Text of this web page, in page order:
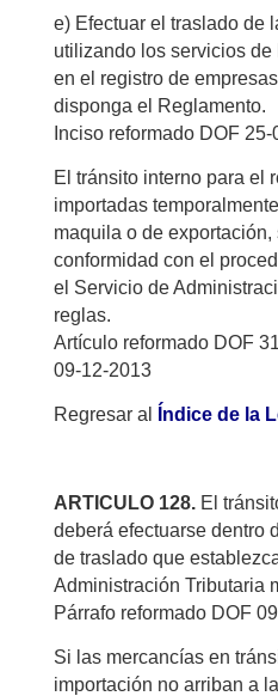
e) Efectuar el traslado de
utilizando los servicios
en el registro de
disponga el Reglamento.
Inciso reformado DOF
El tránsito interno para el
importadas
maquila o de exportación,
conformidad con el
el Servicio de
reglas.
Artículo reformado DOF
09-12-2013
Regresar al Índice de la
ARTICULO 128.El
deberá efectuarse dentro
de traslado que
Administración Tributaria
Párrafo reformado DOF
Si las mercancías en
importación no arriban a